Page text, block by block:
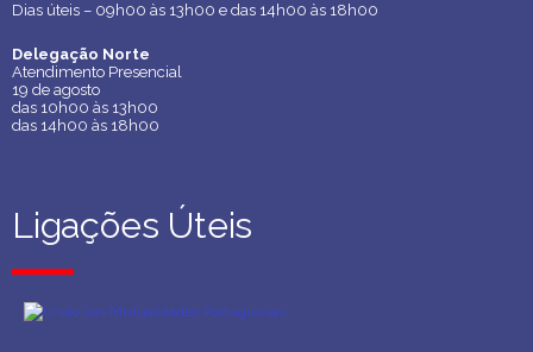
Dias úteis – 09h00 às 13h00 e das 14h00 às 18h00
Dias úteis – 09h00 às 13h00 e das 14h00 às 18h00
Delegação Norte
Atendimento Presencial
19 de agosto
das 10h00 às 13h00
das 14h00 às 18h00
Delegação Norte
Atendimento Presencial
19 de agosto
das 10h00 às 13h00
das 14h00 às 18h00
Ligações Úteis
Ligações Úteis